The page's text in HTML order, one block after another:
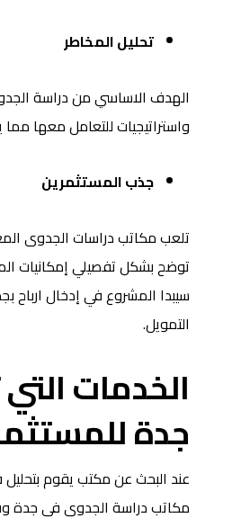
تحليل المخاطر
الهدف الاساسي من دراسة
واستراتيجيات للتعامل معها
جذب المستثمرين
تلعب مكاتب دراسات الجدوى
توضح بشكل تفصيلي إمكانيات
سيبدا المشروع في إدخال
التمويل.
الخدمات
جدة
عند البحث عن مكتب يقوم
مكاتب دراسة الجدوى في جدة